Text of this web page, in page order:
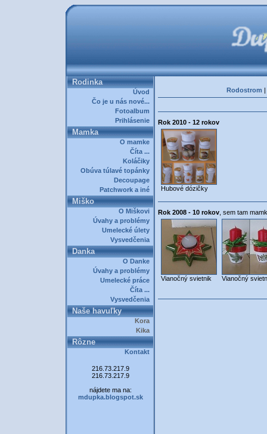
Rodinka
Úvod
Čo je u nás nové...
Fotoalbum
Prihlásenie
Mamka
O mamke
Číta ...
Koláčiky
Obúva túlavé topánky
Decoupage
Patchwork a iné
Miško
O Miškovi
Úvahy a problémy
Umelecké úlety
Vysvedčenia
Danka
O Danke
Úvahy a problémy
Umelecké práce
Číta ...
Vysvedčenia
Naše havuľky
Kora
Kika
Rôzne
Kontakt
216.73.217.9
216.73.217.9
nájdete ma na:
mdupka.blogspot.sk
Rodostrom |
Rok 2010 - 12 rokov
Hubové dózičky
Rok 2008 - 10 rokov , sem tam
Vianočný svietnik Vianočný